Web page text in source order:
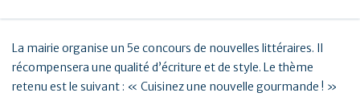
La mairie organise un 5e concours de nouvelles littéraires. Il
récompensera une qualité d’écriture et de style. Le thème
retenu est le suivant : « Cuisinez une nouvelle gourmande ! »